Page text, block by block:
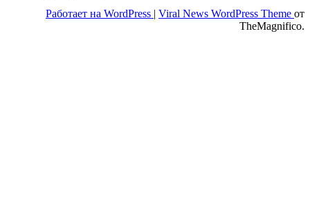
Работает на WordPress | Viral News WordPress Theme от
TheMagnifico.